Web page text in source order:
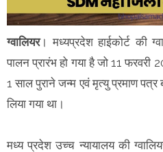
ग्वालियर। मध्यप्रदेश हाईकोर्ट की
पालन प्रारंभ हो गया है जो 11
1 साल पुराने जन्म एवं मृत्यु प्रमाण
लिया गया था।
मध्य प्रदेश उच्च न्यायालय की